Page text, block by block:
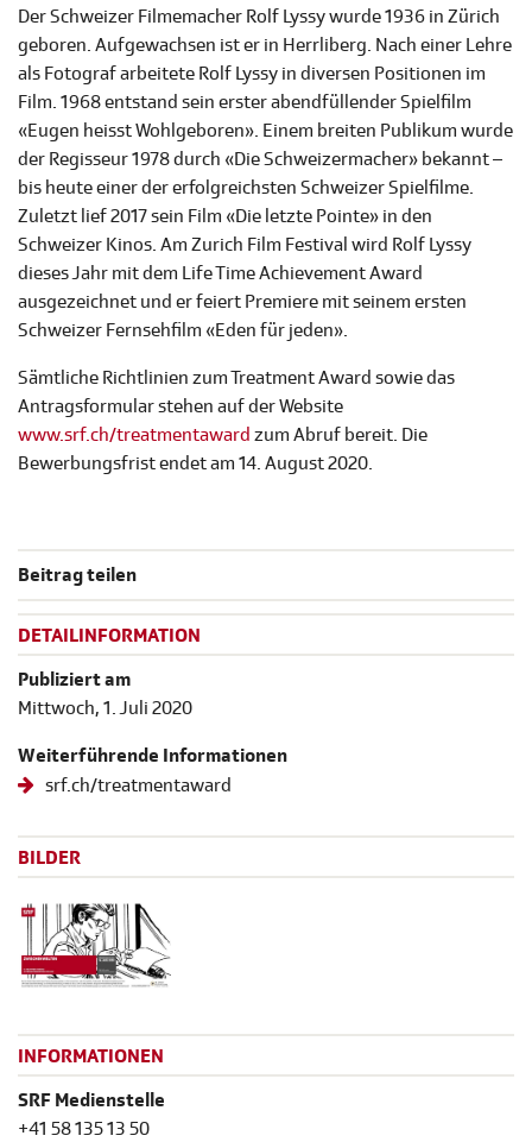
Der Schweizer Filmemacher Rolf Lyssy wurde 1936 in Zürich
geboren. Aufgewachsen ist er in Herrliberg. Nach einer Lehre
als Fotograf arbeitete Rolf Lyssy in diversen Positionen im
Film. 1968 entstand sein erster abendfüllender Spielfilm
«Eugen heisst Wohlgeboren». Einem breiten Publikum wurde
der Regisseur 1978 durch «Die Schweizermacher» bekannt –
bis heute einer der erfolgreichsten Schweizer Spielfilme.
Zuletzt lief 2017 sein Film «Die letzte Pointe» in den
Schweizer Kinos. Am Zurich Film Festival wird Rolf Lyssy
dieses Jahr mit dem Life Time Achievement Award
ausgezeichnet und er feiert Premiere mit seinem ersten
Schweizer Fernsehfilm «Eden für jeden».
Sämtliche Richtlinien zum Treatment Award sowie das
Antragsformular stehen auf der Website
www.srf.ch/treatmentaward zum Abruf bereit. Die
Bewerbungsfrist endet am 14. August 2020.
Beitrag teilen
DETAILINFORMATION
Publiziert am
Mittwoch, 1. Juli 2020
Weiterführende Informationen
srf.ch/treatmentaward
BILDER
INFORMATIONEN
SRF Medienstelle
+41 58 135 13 50